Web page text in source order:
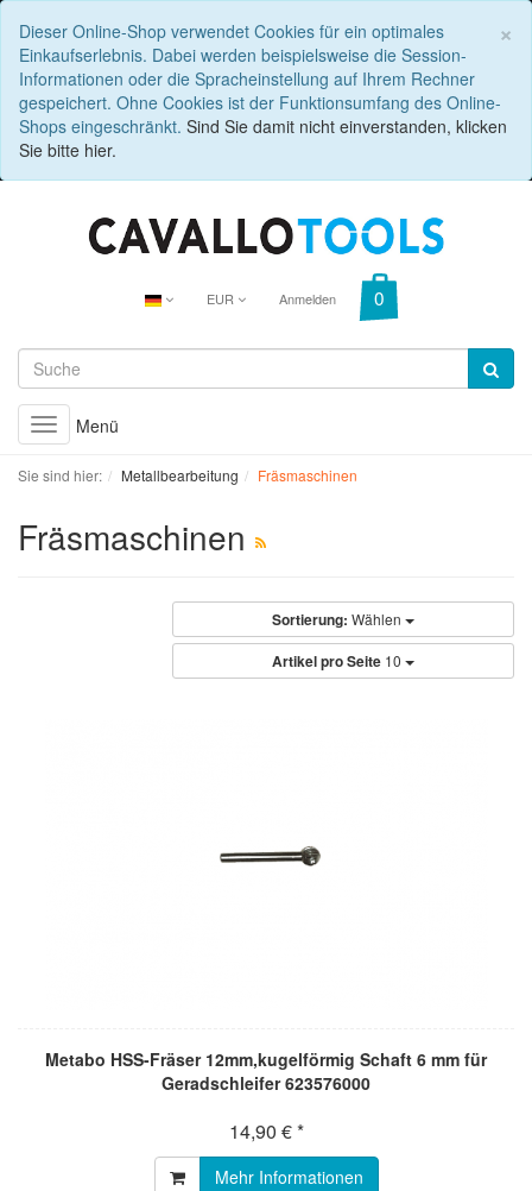
×
Dieser Online-Shop verwendet Cookies für ein optimales
Einkaufserlebnis. Dabei werden beispielsweise die Session-
Informationen oder die Spracheinstellung auf Ihrem Rechner
gespeichert. Ohne Cookies ist der Funktionsumfang des Online-
Shops eingeschränkt. Sind Sie damit nicht einverstanden, klicken
Sie bitte hier.
EUR Anmelden
Toggle
navigation
Menü
Sie sind hier: Metallbearbeitung Fräsmaschinen
Fräsmaschinen
Sortierung: Wählen
Artikel pro Seite 10
Metabo HSS-Fräser 12mm,kugelförmig Schaft 6 mm für
Geradschleifer 623576000
14,90 € *
Mehr Informationen